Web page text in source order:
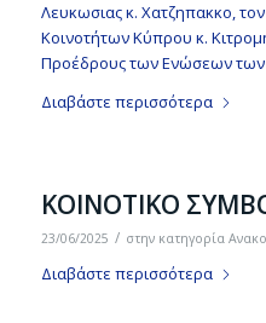
Λευκωσιας κ. Χατζηπακκο,
Κοινοτήτων Κύπρου κ.
Προέδρους των Ενώσεων
Διαβάστε περισσότερα
KΟΙΝΟΤΙΚΟ
23/06/2025 / στην κατηγορία
Διαβάστε περισσότερα